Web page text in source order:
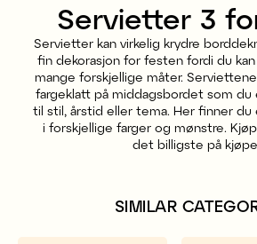
FI / EUR
NO / NKR
SE / SEK
Servietter 3
Servietter kan virkelig krydre
fin dekorasjon for festen fordi du
mange forskjellige måter.
fargeklatt på middagsbordet som du
til stil, årstid eller tema. Her finner du
i forskjellige farger og mønstre.
det billigste på
SIMILAR